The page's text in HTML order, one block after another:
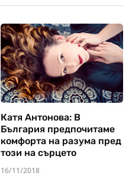
Катя Антонова: В
България предпочитаме
комфорта на разума пред
този на сърцето
16/11/2018